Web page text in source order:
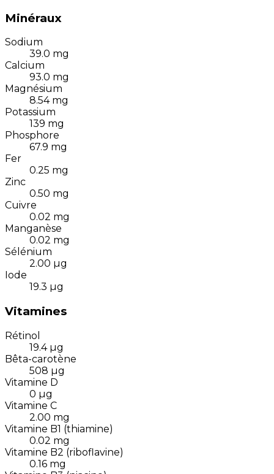
Minéraux
Sodium
39.0 mg
Calcium
93.0 mg
Magnésium
8.54 mg
Potassium
139 mg
Phosphore
67.9 mg
Fer
0.25 mg
Zinc
0.50 mg
Cuivre
0.02 mg
Manganèse
0.02 mg
Sélénium
2.00 µg
Iode
19.3 µg
Vitamines
Rétinol
19.4 µg
Bêta-carotène
508 µg
Vitamine D
0 µg
Vitamine C
2.00 mg
Vitamine B1 (thiamine)
0.02 mg
Vitamine B2 (riboflavine)
0.16 mg